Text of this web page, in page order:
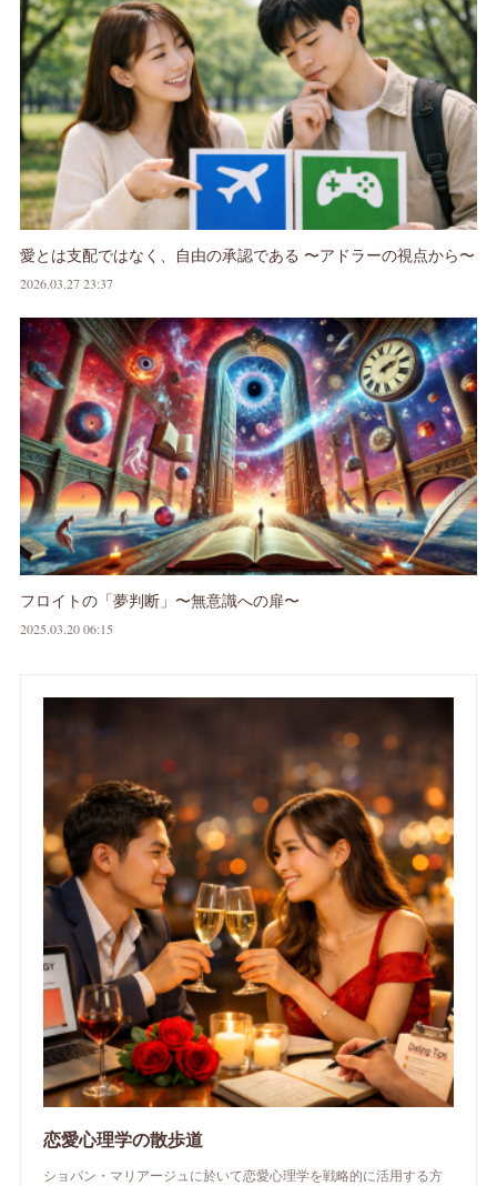
愛とは支配ではなく、自由の承認である 〜アドラーの視点から〜
2026.03.27 23:37
フロイトの「夢判断」〜無意識への扉〜
2025.03.20 06:15
恋愛心理学の散歩道
ショパン・マリアージュに於いて恋愛心理学を戦略的に活用する方